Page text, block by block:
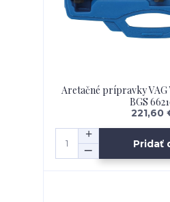
Aretačné prípravky VAG
BGS
221,60
Pridať